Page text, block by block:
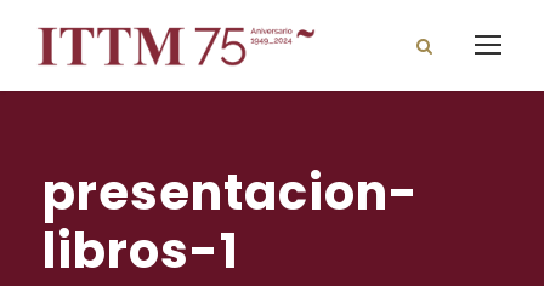
presentacion-
libros-1